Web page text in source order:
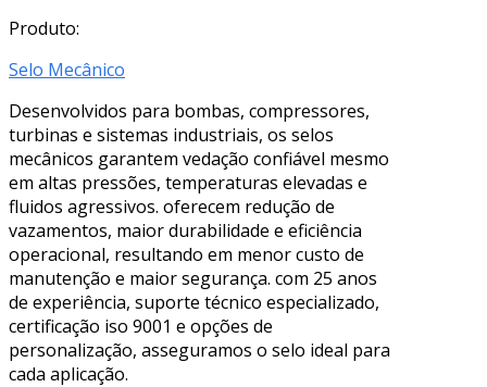
Produto:
Selo Mecânico
Desenvolvidos para bombas, compressores,
turbinas e sistemas industriais, os selos
mecânicos garantem vedação confiável mesmo
em altas pressões, temperaturas elevadas e
fluidos agressivos. oferecem redução de
vazamentos, maior durabilidade e eficiência
operacional, resultando em menor custo de
manutenção e maior segurança. com 25 anos
de experiência, suporte técnico especializado,
certificação iso 9001 e opções de
personalização, asseguramos o selo ideal para
cada aplicação.